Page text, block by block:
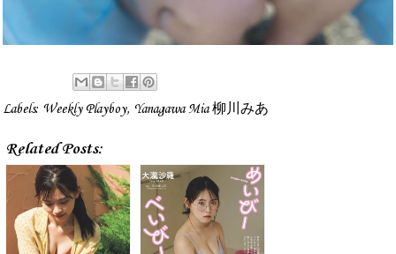
Labels: Weekly Playboy, Yanagawa Mia 柳川みあ
Related Posts: